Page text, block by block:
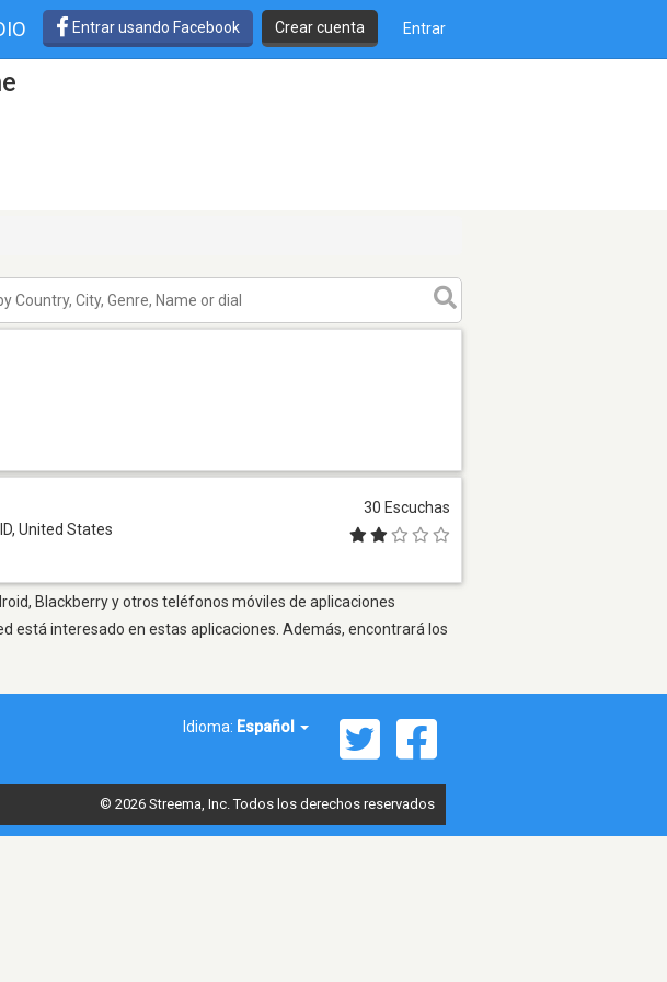
Entrar usando Facebook Crear cuenta Entrar
, United States
30 Escuchas
Blackberry y otros teléfonos móviles de aplicaciones
está interesado en estas aplicaciones. Además, encontrará los
Idioma: Español
© 2026 Streema, Inc. Todos los derechos reservados